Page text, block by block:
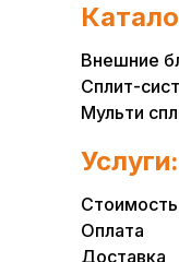
Внешние
Сплит-
Мульти
Стоимость
Оплата
Доставка
Услуги: